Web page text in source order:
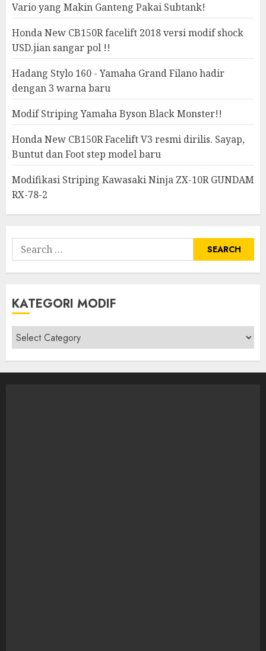
Vario yang Makin Ganteng Pakai Subtank!
Honda New CB150R facelift 2018 versi modif shock
USD.jian sangar pol !!
Hadang Stylo 160 - Yamaha Grand Filano hadir
dengan 3 warna baru
Modif Striping Yamaha Byson Black Monster!!
Honda New CB150R Facelift V3 resmi dirilis. Sayap,
Buntut dan Foot step model baru
Modifikasi Striping Kawasaki Ninja ZX-10R GUNDAM
RX-78-2
Search
for:
KATEGORI MODIF
Kategori
modif